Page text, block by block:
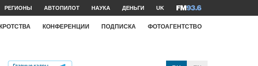
РЕГИОНЫ АВТОПИЛОТ НАУКА ДЕНЬГИ UK
КОНФЕРЕНЦИИ ПОДПИСКА ФОТОАГЕНТСТВО